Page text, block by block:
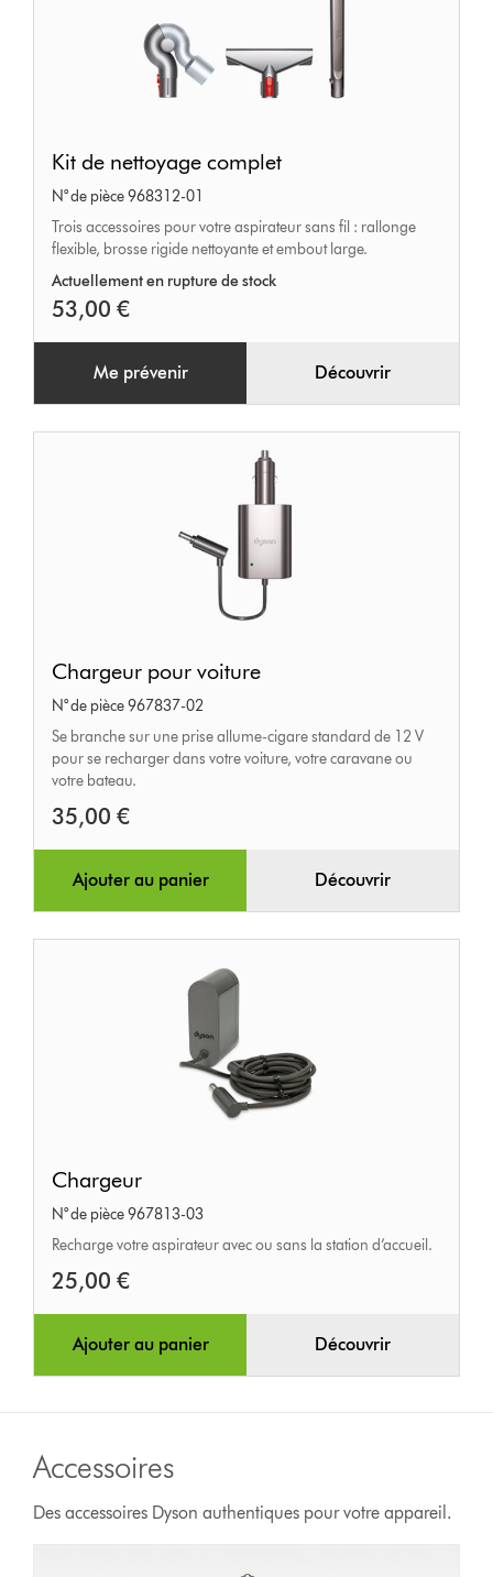
de
nettoyage
complet
Kit de nettoyage complet
N° de pièce 968312-01
Trois accessoires pour votre aspirateur sans fil : rallonge
flexible, brosse rigide nettoyante et embout large.
Actuellement en rupture de stock
53,00 €
Me prévenir Découvrir
pour
voiture
Chargeur pour voiture
N° de pièce 967837-02
Se branche sur une prise allume-cigare standard de 12 V
pour se recharger dans votre voiture, votre caravane ou
votre bateau.
35,00 €
Ajouter au panier Découvrir
Chargeur
N° de pièce 967813-03
Recharge votre aspirateur avec ou sans la station d’accueil.
25,00 €
Ajouter au panier Découvrir
Accessoires
Des accessoires Dyson authentiques pour votre appareil.